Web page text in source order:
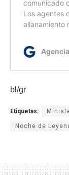
bl/gr
Etiquetas:
Noche de